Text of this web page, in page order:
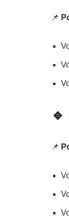
📌
🔹
📌